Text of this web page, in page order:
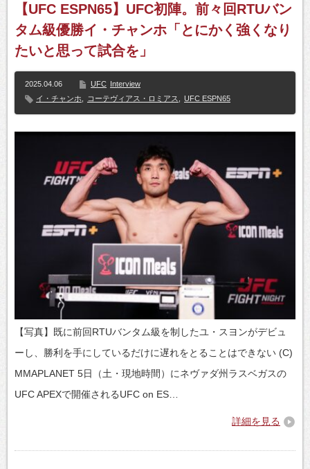
【UFC ESPN65】UFC初陣。前々回RTUバン
タム級優勝イ・チャンホ「とにかく強くなり
たいと思って試合を」
2025.04.06 UFC
Interview
イ・チャンホ
コーテヴィアス・ロミアス UFC ESPN65
【写真】既に前回RTUバンタム級を制したユ・スヨンがデビュ
ーし、勝利を手にしているだけに遅れをとることはできない (C)
MMAPLANET 5日（土・現地時間）にネヴァダ州ラスベガスの
UFC APEXで開催されるUFC on ES…
詳細を見る